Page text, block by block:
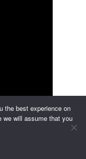
the best experience on
will assume that you